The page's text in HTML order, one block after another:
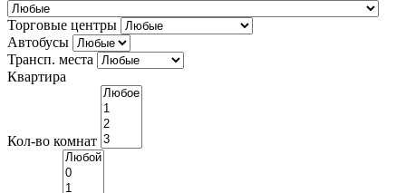
Торговые центры
Автобусы
Трансп. места
Квартира
Кол-во комнат